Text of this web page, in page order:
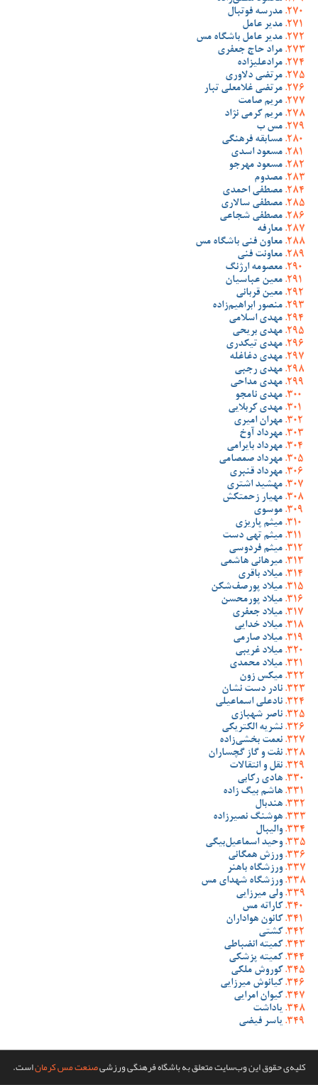
مدرسه فوتبال
مدیر عامل
مدیر عامل باشگاه مس
مراد حاج جعفری
مرادعلیزاده
مرتضی دلاوری
مرتضی غلامعلی تبار
مریم صامت
مریم کرمی نژاد
مس ب
مسابقه فرهنگی
مسعود اسدی
مسعود مهرجو
مصدوم
مصطفی احمدی
مصطفی سالاری
مصطفی شجاعی
معارفه
معاون فنی باشگاه مس
معاونت فنی
معصومه ارژنگ
معین عباسیان
معین قربانی
منصور ابراهیم‌زاده
مهدی اسلامی
مهدی بریحی
مهدی تیکدری
مهدی دغاغله
مهدی رجبی
مهدی مداحی
مهدی نامجو
مهدی کربلایی
مهران امیری
مهرداد آوخ
مهرداد بایرامی
مهرداد صمصامی
مهرداد قنبری
مهشید اشتری
مهیار زحمتکش
موسوی
میثم پاریزی
میثم تهی دست
میثم فردوسی
میرهانی هاشمی
میلاد باقری
میلاد پورصف‌شکن
میلاد پورمحسن
میلاد جعفری
میلاد خدایی
میلاد صارمی
میلاد غریبی
میلاد محمدی
میکس زون
نادر دست نشان
نادعلی اسماعیلی
ناصر شهبازی
نشریه الکتریکی
نعمت بخشی‌زاده
نفت و گاز گچساران
نقل و انتقالات
هادی رکابی
هاشم بیگ زاده
هندبال
هوشنگ نصیرزاده
والیبال
وحید اسماعیل‌بیگی
ورزش همگانی
ورزشگاه باهنر
ورزشگاه شهدای مس
ولی میرزایی
کاراته مس
کانون هواداران
کشتی
کمیته انضباطی
کمیته پزشکی
کوروش ملکی
کیانوش میرزایی
کیوان امرایی
یاداشت
یاسر فیضی
کلیه‌ی حقوق این وب‌سایت متعلق به باشگاه فرهنگی ورزشیصنعت مس کرماناست.